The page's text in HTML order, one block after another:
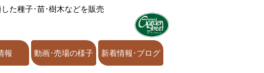
た種子･苗･樹木などを販売
報 動画･売場の様子 新着情報･ブログ